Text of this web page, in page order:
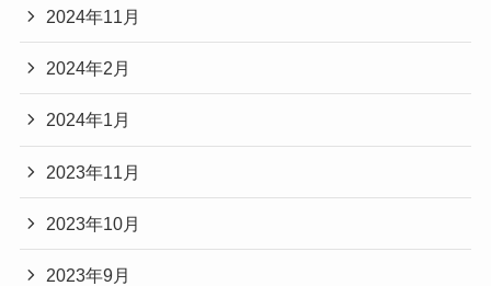
2024年11月
2024年2月
2024年1月
2023年11月
2023年10月
2023年9月